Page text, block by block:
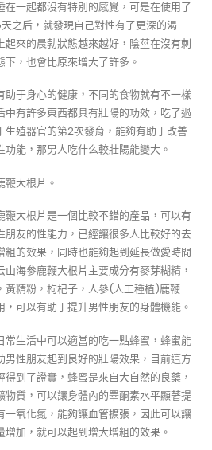
在一起都沒有特別的感覺，可是在使用了
之后，就發現自己對性有了更深的渴
起來的晨勃狀態越來越好，陰莖在沒有刺
下，也會比原來增大了許多。
助于身心的健康，不同的食物就有不一樣
中有許多東西都具有壯陽的功效，吃了過
生殖器官的第2次發育，能夠有助于改善
功能，那男人吃什么較壯陽能變大。
鞭大根片。
鞭大根片是一個比較不錯的產品，可以有
朋友的性能力，已經讓很多人比較好的去
粗的效果，同時也能夠起到延長做愛時間
山海參鹿鞭大根片主要成分有麥芽糊精，
黃精粉，枸杞子，人參(人工種植)鹿鞭
，可以有助于提升男性朋友的身體機能。
常生活中可以適當的吃一點蜂蜜，蜂蜜能
男性朋友起到良好的壯陽效果，目前這方
得到了證實，蜂蜜是來自大自然的良藥，
物質，可以讓身體內的睪酮素水平顯著提
一氧化氮，能夠讓血管擴張，因此可以讓
增加，就可以起到增大增粗的效果。